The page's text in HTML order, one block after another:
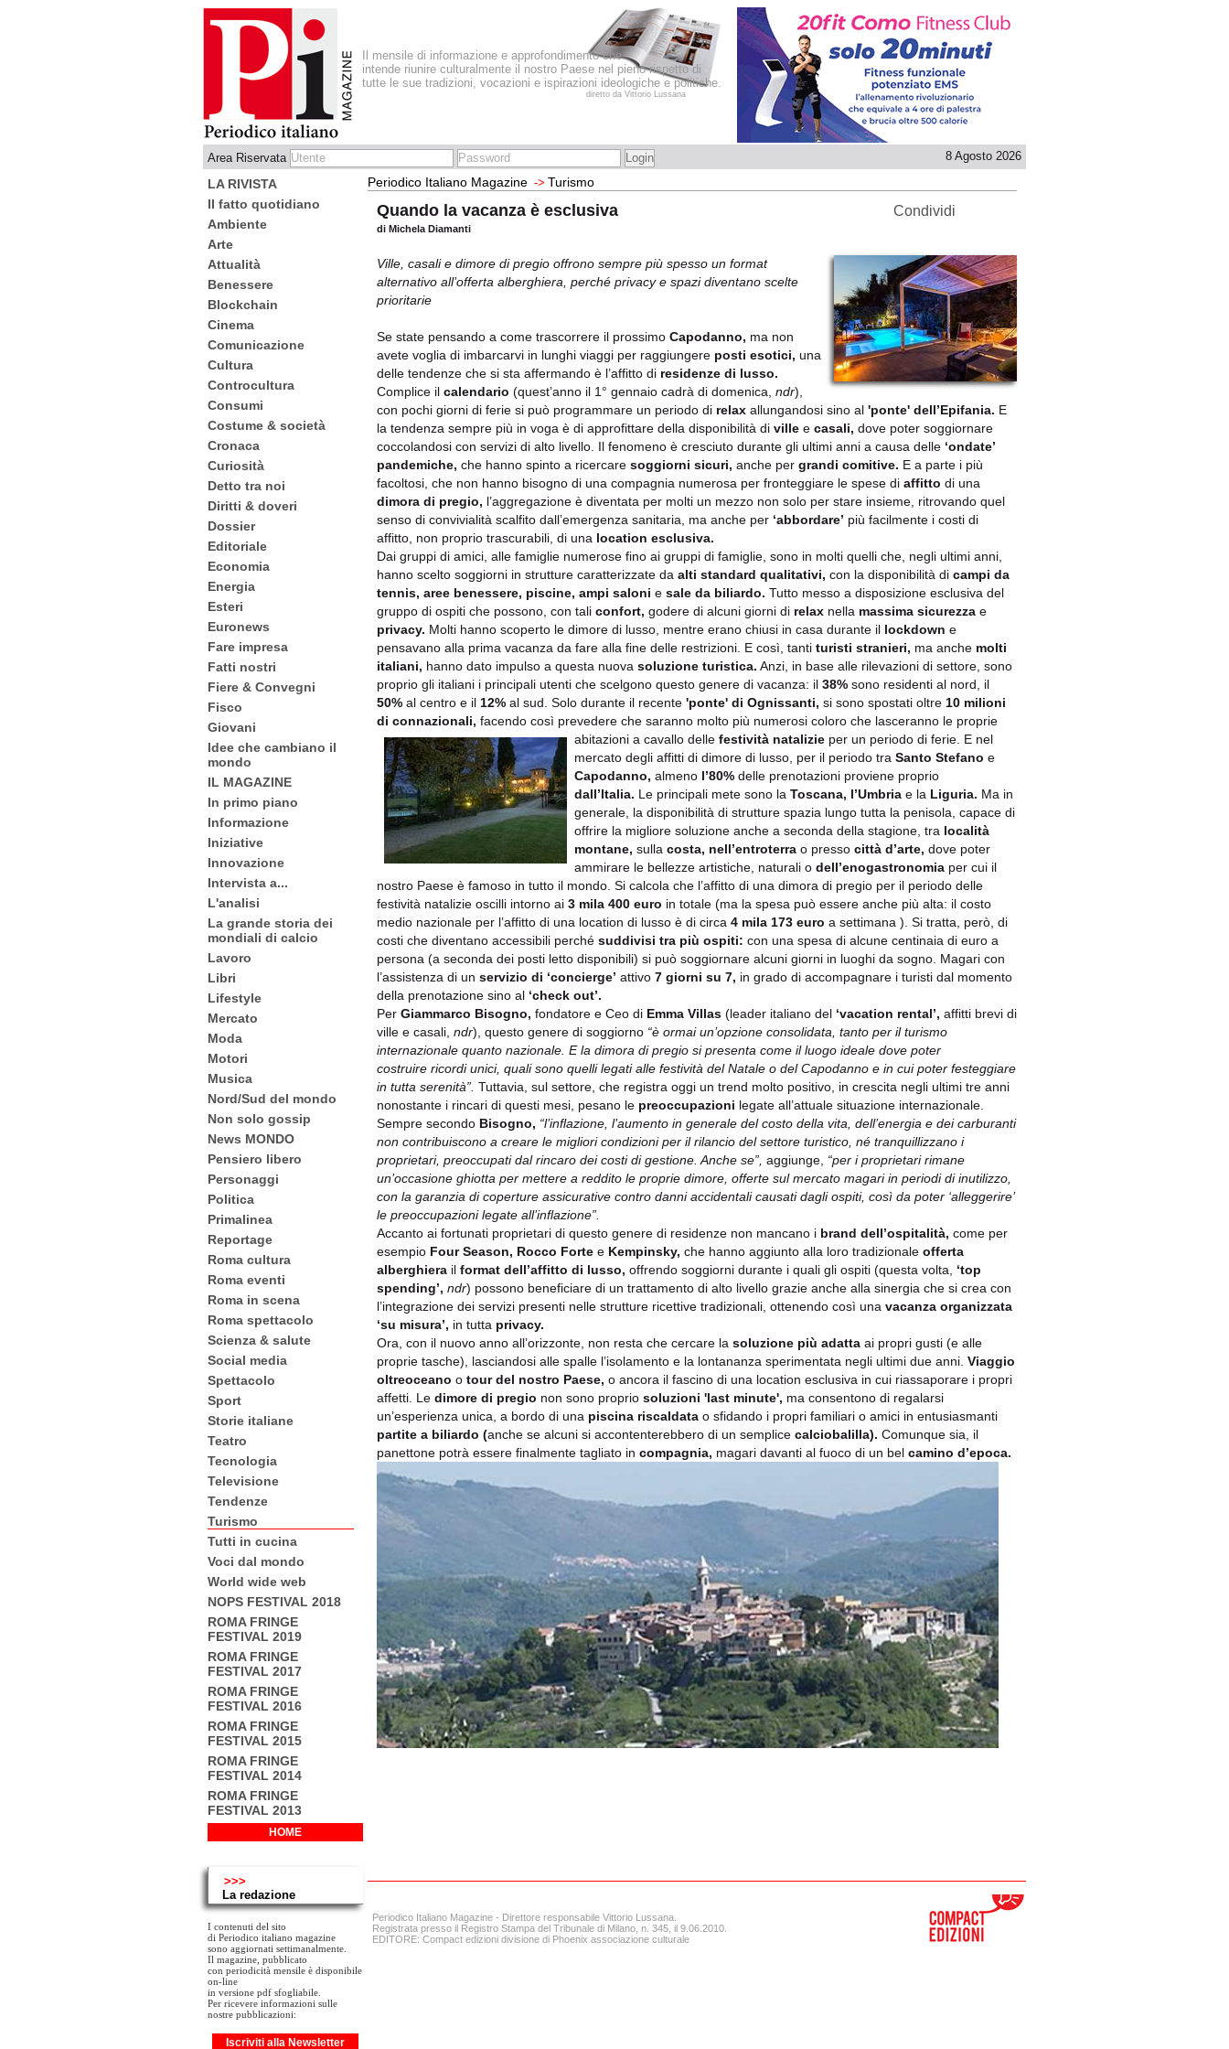
Il mensile di informazione e approfondimento che
intende riunire culturalmente il nostro Paese nel pieno rispetto di
tutte le sue tradizioni, vocazioni e ispirazioni ideologiche e politiche.
diretto da Vittorio Lussana
Area Riservata 8 Agosto 2026
LA RIVISTA
Il fatto quotidiano
Ambiente
Arte
Attualità
Benessere
Blockchain
Cinema
Comunicazione
Cultura
Controcultura
Consumi
Costume & società
Cronaca
Curiosità
Detto tra noi
Diritti & doveri
Dossier
Editoriale
Economia
Energia
Esteri
Euronews
Fare impresa
Fatti nostri
Fiere & Convegni
Fisco
Giovani
Idee che cambiano il
mondo
IL MAGAZINE
In primo piano
Informazione
Iniziative
Innovazione
Intervista a...
L'analisi
La grande storia dei
mondiali di calcio
Lavoro
Libri
Lifestyle
Mercato
Moda
Motori
Musica
Nord/Sud del mondo
Non solo gossip
News MONDO
Pensiero libero
Personaggi
Politica
Primalinea
Reportage
Roma cultura
Roma eventi
Roma in scena
Roma spettacolo
Scienza & salute
Social media
Spettacolo
Sport
Storie italiane
Teatro
Tecnologia
Televisione
Tendenze
Turismo
Tutti in cucina
Voci dal mondo
World wide web
NOPS FESTIVAL 2018
ROMA FRINGE
FESTIVAL 2019
ROMA FRINGE
FESTIVAL 2017
ROMA FRINGE
FESTIVAL 2016
ROMA FRINGE
FESTIVAL 2015
ROMA FRINGE
FESTIVAL 2014
ROMA FRINGE
FESTIVAL 2013
HOME
>>>
La redazione
I contenuti del sito
di Periodico italiano magazine
sono aggiornati settimanalmente.
Il magazine, pubblicato
con periodicità mensile è disponibile
on-line
in versione pdf sfogliabile.
Per ricevere informazioni sulle
nostre pubblicazioni:
Iscriviti alla Newsletter
Periodico Italiano Magazine -> Turismo
Quando la vacanza è esclusiva
di Michela Diamanti
Condividi
Ville, casali e dimore di pregio offrono sempre più spesso un format
alternativo all’offerta alberghiera, perché privacy e spazi diventano scelte
prioritarie
Se state pensando a come trascorrere il prossimo Capodanno, ma non
avete voglia di imbarcarvi in lunghi viaggi per raggiungere posti esotici, una
delle tendenze che si sta affermando è l’affitto di residenze di lusso.
Complice il calendario (quest’anno il 1° gennaio cadrà di domenica, ndr),
con pochi giorni di ferie si può programmare un periodo di relax allungandosi sino al 'ponte' dell’Epifania. E
la tendenza sempre più in voga è di approfittare della disponibilità di ville e casali, dove poter soggiornare
coccolandosi con servizi di alto livello. Il fenomeno è cresciuto durante gli ultimi anni a causa delle ‘ondate’
pandemiche, che hanno spinto a ricercare soggiorni sicuri, anche per grandi comitive. E a parte i più
facoltosi, che non hanno bisogno di una compagnia numerosa per fronteggiare le spese di affitto di una
dimora di pregio, l’aggregazione è diventata per molti un mezzo non solo per stare insieme, ritrovando quel
senso di convivialità scalfito dall’emergenza sanitaria, ma anche per ‘abbordare’ più facilmente i costi di
affitto, non proprio trascurabili, di una location esclusiva.
Dai gruppi di amici, alle famiglie numerose fino ai gruppi di famiglie, sono in molti quelli che, negli ultimi anni,
hanno scelto soggiorni in strutture caratterizzate da alti standard qualitativi, con la disponibilità di campi da
tennis, aree benessere, piscine, ampi saloni e sale da biliardo. Tutto messo a disposizione esclusiva del
gruppo di ospiti che possono, con tali confort, godere di alcuni giorni di relax nella massima sicurezza e
privacy. Molti hanno scoperto le dimore di lusso, mentre erano chiusi in casa durante il lockdown e
pensavano alla prima vacanza da fare alla fine delle restrizioni. E così, tanti turisti stranieri, ma anche molti
italiani, hanno dato impulso a questa nuova soluzione turistica. Anzi, in base alle rilevazioni di settore, sono
proprio gli italiani i principali utenti che scelgono questo genere di vacanza: il 38% sono residenti al nord, il
50% al centro e il 12% al sud. Solo durante il recente 'ponte' di Ognissanti, si sono spostati oltre 10 milioni
di connazionali, facendo così prevedere che saranno molto più numerosi coloro che lasceranno le proprie
abitazioni a cavallo delle festività natalizie per un periodo di ferie. E nel
mercato degli affitti di dimore di lusso, per il periodo tra Santo Stefano e
Capodanno, almeno l’80% delle prenotazioni proviene proprio
dall’Italia. Le principali mete sono la Toscana, l’Umbria e la Liguria. Ma in
generale, la disponibilità di strutture spazia lungo tutta la penisola, capace di
offrire la migliore soluzione anche a seconda della stagione, tra località
montane, sulla costa, nell’entroterra o presso città d’arte, dove poter
ammirare le bellezze artistiche, naturali o dell’enogastronomia per cui il
nostro Paese è famoso in tutto il mondo. Si calcola che l’affitto di una dimora di pregio per il periodo delle
festività natalizie oscilli intorno ai 3 mila 400 euro in totale (ma la spesa può essere anche più alta: il costo
medio nazionale per l’affitto di una location di lusso è di circa 4 mila 173 euro a settimana ). Si tratta, però, di
costi che diventano accessibili perché suddivisi tra più ospiti: con una spesa di alcune centinaia di euro a
persona (a seconda dei posti letto disponibili) si può soggiornare alcuni giorni in luoghi da sogno. Magari con
l’assistenza di un servizio di ‘concierge’ attivo 7 giorni su 7, in grado di accompagnare i turisti dal momento
della prenotazione sino al ‘check out’.
Per Giammarco Bisogno, fondatore e Ceo di Emma Villas (leader italiano del ‘vacation rental’, affitti brevi di
ville e casali, ndr), questo genere di soggiorno “è ormai un’opzione consolidata, tanto per il turismo
internazionale quanto nazionale. E la dimora di pregio si presenta come il luogo ideale dove poter
costruire ricordi unici, quali sono quelli legati alle festività del Natale o del Capodanno e in cui poter festeggiare
in tutta serenità”. Tuttavia, sul settore, che registra oggi un trend molto positivo, in crescita negli ultimi tre anni
nonostante i rincari di questi mesi, pesano le preoccupazioni legate all’attuale situazione internazionale.
Sempre secondo Bisogno, “l’inflazione, l’aumento in generale del costo della vita, dell’energia e dei carburanti
non contribuiscono a creare le migliori condizioni per il rilancio del settore turistico, né tranquillizzano i
proprietari, preoccupati dal rincaro dei costi di gestione. Anche se”, aggiunge, “per i proprietari rimane
un’occasione ghiotta per mettere a reddito le proprie dimore, offerte sul mercato magari in periodi di inutilizzo,
con la garanzia di coperture assicurative contro danni accidentali causati dagli ospiti, così da poter ‘alleggerire’
le preoccupazioni legate all’inflazione”.
Accanto ai fortunati proprietari di questo genere di residenze non mancano i brand dell’ospitalità, come per
esempio Four Season, Rocco Forte e Kempinsky, che hanno aggiunto alla loro tradizionale offerta
alberghiera il format dell’affitto di lusso, offrendo soggiorni durante i quali gli ospiti (questa volta, ‘top
spending’, ndr) possono beneficiare di un trattamento di alto livello grazie anche alla sinergia che si crea con
l’integrazione dei servizi presenti nelle strutture ricettive tradizionali, ottenendo così una vacanza organizzata
‘su misura’, in tutta privacy.
Ora, con il nuovo anno all’orizzonte, non resta che cercare la soluzione più adatta ai propri gusti (e alle
proprie tasche), lasciandosi alle spalle l’isolamento e la lontananza sperimentata negli ultimi due anni. Viaggio
oltreoceano o tour del nostro Paese, o ancora il fascino di una location esclusiva in cui riassaporare i propri
affetti. Le dimore di pregio non sono proprio soluzioni 'last minute', ma consentono di regalarsi
un’esperienza unica, a bordo di una piscina riscaldata o sfidando i propri familiari o amici in entusiasmanti
partite a biliardo (anche se alcuni si accontenterebbero di un semplice calciobalilla). Comunque sia, il
panettone potrà essere finalmente tagliato in compagnia, magari davanti al fuoco di un bel camino d’epoca.
Periodico Italiano Magazine - Direttore responsabile Vittorio Lussana.
Registrata presso il Registro Stampa del Tribunale di Milano, n. 345, il 9.06.2010.
EDITORE: Compact edizioni divisione di Phoenix associazione culturale